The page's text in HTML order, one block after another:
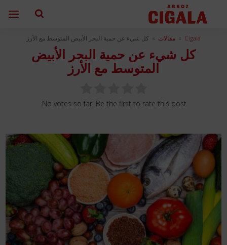
Cigala
» مقالات » كل شيء عن حمية البحر الأبيض المتوسط ​​مع الأرز
كل شيء عن حمية البحر الأبيض
المتوسط ​​مع الأرز
No votes so far! Be the first to rate this post.